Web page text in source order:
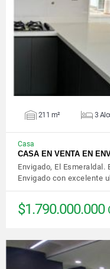
211 m² 3
Casa
CASA EN VENTA EN
Envigado, El
Envigado con excelente
$1.790.000.000